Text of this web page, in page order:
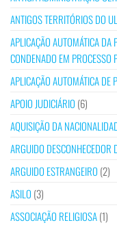
ANTIGOS TERRITÓRIOS DO
APLICAÇÃO AUTOMÁTICA DA
CONDENADO EM PROCESSO
APLICAÇÃO AUTOMÁTICA DE
APOIO JUDICIÁRIO (6)
AQUISIÇÃO DA
ARGUIDO DESCONHECEDOR
ARGUIDO ESTRANGEIRO (2)
ASILO (3)
ASSOCIAÇÃO RELIGIOSA(1)